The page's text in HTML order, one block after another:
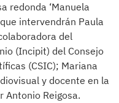
redonda ‘Manuela
intervendrán Paula
del
(Incipit) del Consejo
(CSIC); Mariana
y docente en la
Antonio Reigosa.